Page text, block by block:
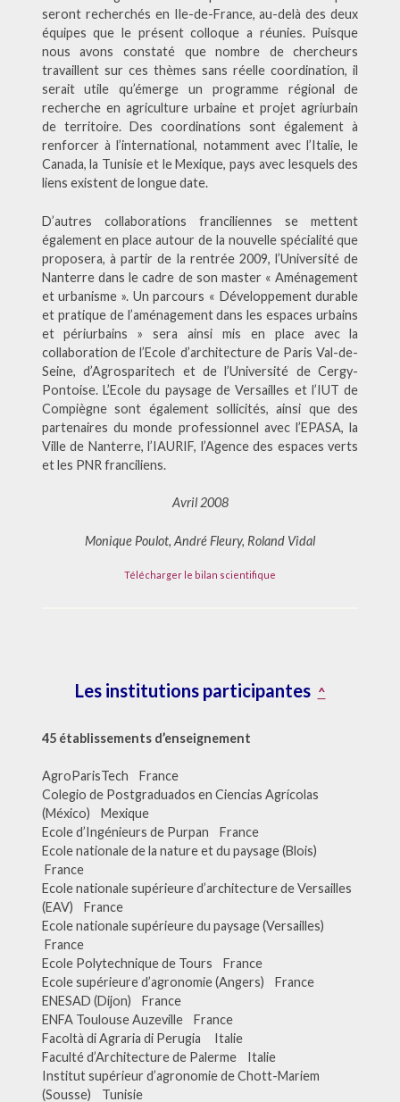
seront recherchés en Ile-de-France, au-delà des deux
équipes que le présent colloque a réunies. Puisque
nous avons constaté que nombre de chercheurs
travaillent sur ces thèmes sans réelle coordination, il
serait utile qu’émerge un programme régional de
recherche en agriculture urbaine et projet agriurbain
de territoire. Des coordinations sont également à
renforcer à l’international, notamment avec l’Italie, le
Canada, la Tunisie et le Mexique, pays avec lesquels des
liens existent de longue date.
D’autres collaborations franciliennes se mettent
également en place autour de la nouvelle spécialité que
proposera, à partir de la rentrée 2009, l’Université de
Nanterre dans le cadre de son master « Aménagement
et urbanisme ». Un parcours « Développement durable
et pratique de l’aménagement dans les espaces urbains
et périurbains » sera ainsi mis en place avec la
collaboration de l’Ecole d’architecture de Paris Val-de-
Seine, d’Agrosparitech et de l’Université de Cergy-
Pontoise. L’Ecole du paysage de Versailles et l’IUT de
Compiègne sont également sollicités, ainsi que des
partenaires du monde professionnel avec l’EPASA, la
Ville de Nanterre, l’IAURIF, l’Agence des espaces verts
et les PNR franciliens.
Avril 2008
Monique Poulot, André Fleury, Roland Vidal
Télécharger le bilan scientifique
Les institutions participantes ^
45 établissements d’enseignement
AgroParisTech France
Colegio de Postgraduados en Ciencias Agrícolas
(México) Mexique
Ecole d’Ingénieurs de Purpan France
Ecole nationale de la nature et du paysage (Blois)
France
Ecole nationale supérieure d’architecture de Versailles
(EAV) France
Ecole nationale supérieure du paysage (Versailles)
France
Ecole Polytechnique de Tours France
Ecole supérieure d’agronomie (Angers) France
ENESAD (Dijon) France
ENFA Toulouse Auzeville France
Facoltà di Agraria di Perugia Italie
Faculté d’Architecture de Palerme Italie
Institut supérieur d’agronomie de Chott-Mariem
(Sousse) Tunisie